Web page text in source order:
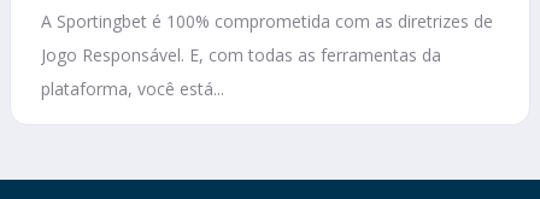
A Sportingbet é 100% comprometida com as diretrizes de
Jogo Responsável. E, com todas as ferramentas da
plataforma, você está...